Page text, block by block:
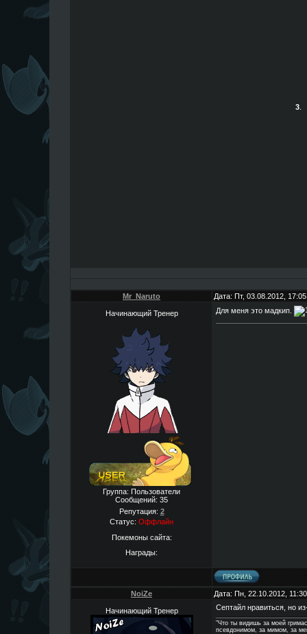
3
Mr_Naruto Дата: Пт, 03.08.2012,
Начинающий Тренер
Группа: Пользователи
Сообщений: 35
Репутация: 2
Статус: Оффлайн
Покемоны сайта:
Награды:
Для меня это мадкип.
NoiZe Дата: Пн, 22.10.2012,
Начинающий Тренер Септайл нравиться, но
"Что ты видишь за моей
псевдонимом, за мимом, за